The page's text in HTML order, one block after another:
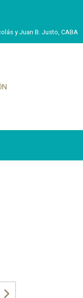
y Juan B. Justo, CABA